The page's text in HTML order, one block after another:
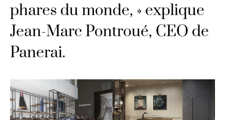
phares du monde, » explique
Jean-Marc Pontroué, CEO de
Panerai.